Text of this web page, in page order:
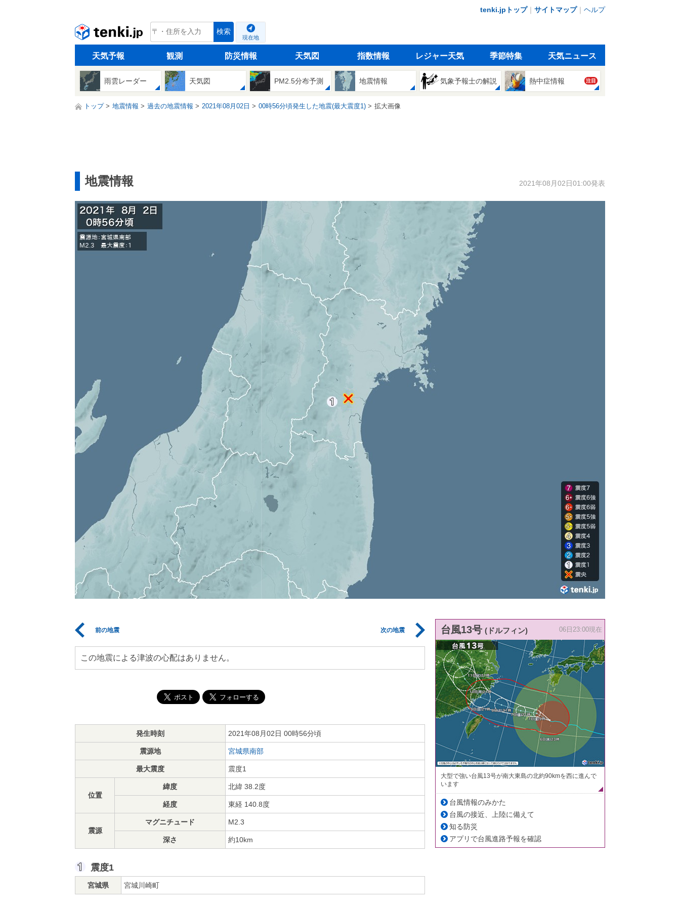
tenki.jpトップ｜ サイトマップ｜ ヘルプ
tenki.jp 検索
現在地
天気予報 観測 防災情報 天気図 指数情報 レジャー天気 季節特集 天気ニュース
雨雲レーダー 天気図 PM2.5分布予測 地震情報 気象予報士の解説 熱中症情報 注目
トップ 地震情報 過去の地震情報 2021年08月02日 00時56分頃発生した地震(最大震度1) 拡大画像
地震情報 2021年08月02日01:00発表
前の地震 次の地震
この地震による津波の心配はありません。
発生時刻 2021年08月02日 00時56分頃
震源地 宮城県南部
最大震度 震度1
位置
緯度 北緯 38.2度
経度 東経 140.8度
震源
マグニチュード M2.3
深さ 約10km
震度1
宮城県 宮城川崎町
台風13号 (ドルフィン) 06日23:00現在
大型で強い台風13号が南大東島の北約90kmを西に進んで
います
台風情報のみかた
台風の接近、上陸に備えて
知る防災
アプリで台風進路予報を確認